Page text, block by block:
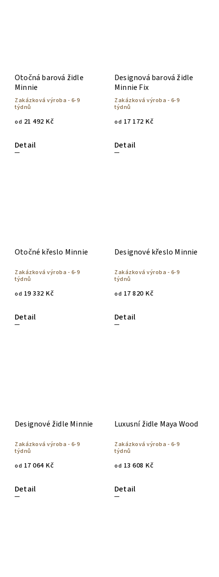
Otočná barová židle
Minnie
Zakázková výroba - 6-9
týdnů
od 21 492 Kč
Detail
Designová barová židle
Minnie Fix
Zakázková výroba - 6-9
týdnů
od 17 172 Kč
Detail
Otočné křeslo Minnie
Zakázková výroba - 6-9
týdnů
od 19 332 Kč
Detail
Designové křeslo Minnie
Zakázková výroba - 6-9
týdnů
od 17 820 Kč
Detail
Designové židle Minnie
Zakázková výroba - 6-9
týdnů
od 17 064 Kč
Detail
Luxusní židle Maya Wood
Zakázková výroba - 6-9
týdnů
od 13 608 Kč
Detail